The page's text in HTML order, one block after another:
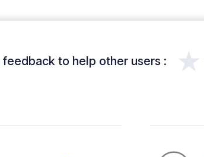
feedback to help other users :